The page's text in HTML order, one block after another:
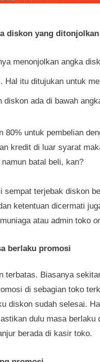
diskon yang ditonjolkan
menonjolkan angka
Hal itu ditujukan untuk
diskon ada di bawah
80% untuk pembelian
kredit di luar syarat
batal beli, kan?
sempat terjebak diskon
ketentuan dicermati
atau admin toko
berlaku promosi
terbatas. Biasanya
di sebagian toko
diskon sudah selesai.
dulu masa
berada di kasir toko.